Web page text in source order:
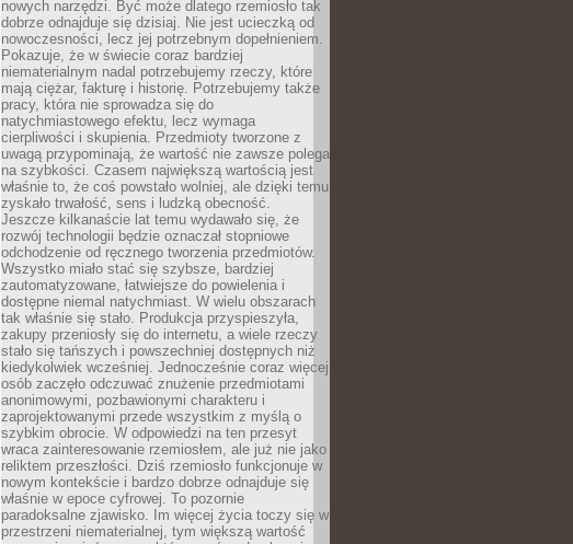
nowych narzędzi. Być może dlatego rzemiosło tak
dobrze odnajduje się dzisiaj. Nie jest ucieczką od
nowoczesności, lecz jej potrzebnym dopełnieniem.
Pokazuje, że w świecie coraz bardziej
niematerialnym nadal potrzebujemy rzeczy, które
mają ciężar, fakturę i historię. Potrzebujemy także
pracy, która nie sprowadza się do
natychmiastowego efektu, lecz wymaga
cierpliwości i skupienia. Przedmioty tworzone z
uwagą przypominają, że wartość nie zawsze polega
na szybkości. Czasem największą wartością jest
właśnie to, że coś powstało wolniej, ale dzięki temu
zyskało trwałość, sens i ludzką obecność.
Jeszcze kilkanaście lat temu wydawało się, że
rozwój technologii będzie oznaczał stopniowe
odchodzenie od ręcznego tworzenia przedmiotów.
Wszystko miało stać się szybsze, bardziej
zautomatyzowane, łatwiejsze do powielenia i
dostępne niemal natychmiast. W wielu obszarach
tak właśnie się stało. Produkcja przyspieszyła,
zakupy przeniosły się do internetu, a wiele rzeczy
stało się tańszych i powszechniej dostępnych niż
kiedykolwiek wcześniej. Jednocześnie coraz więcej
osób zaczęło odczuwać znużenie przedmiotami
anonimowymi, pozbawionymi charakteru i
zaprojektowanymi przede wszystkim z myślą o
szybkim obrocie. W odpowiedzi na ten przesyt
wraca zainteresowanie rzemiosłem, ale już nie jako
reliktem przeszłości. Dziś rzemiosło funkcjonuje w
nowym kontekście i bardzo dobrze odnajduje się
właśnie w epoce cyfrowej. To pozornie
paradoksalne zjawisko. Im więcej życia toczy się w
przestrzeni niematerialnej, tym większą wartość